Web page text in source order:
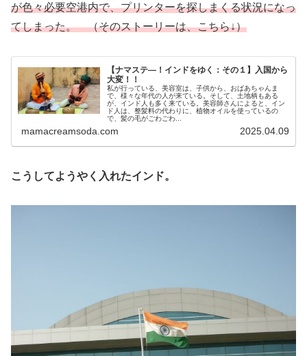
が色々必要空港内で、プリンターを探しまくる状況になっ
てしまった。 （そのストーリーは、こちら↓）
【ナマステ―！インドをゆく：その１】入国から
大変！！
私が行っている、美容室は、子供から、おばあちゃんま
で、様々な年代の人が来ている。そして、土地柄もある
が、インド人も多く来ている。美容師さんによると、イン
ド人は、整髪料の代わりに、植物オイルを使っているの
で、髪の毛がごわごわ...
mamacreamsoda.com 2025.04.09
こうしてようやく入れたインド。